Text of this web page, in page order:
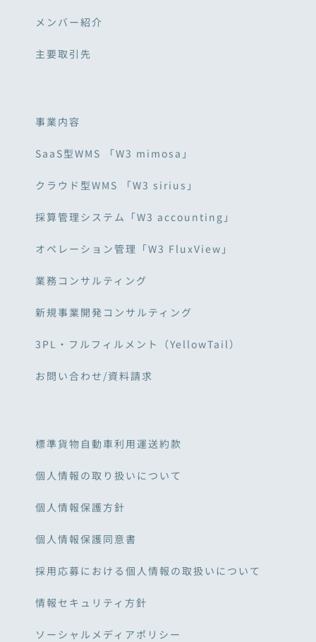
メンバー紹介
主要取引先
事業内容
SaaS型WMS 「W3 mimosa」
クラウド型WMS 「W3 sirius」
採算管理システム「W3 accounting」
オペレーション管理「W3 FluxView」
業務コンサルティング
新規事業開発コンサルティング
3PL・フルフィルメント（YellowTail）
お問い合わせ/資料請求
標準貨物自動車利用運送約款
個人情報の取り扱いについて
個人情報保護方針
個人情報保護同意書
採用応募における個人情報の取扱いについて
情報セキュリティ方針
ソーシャルメディアポリシー